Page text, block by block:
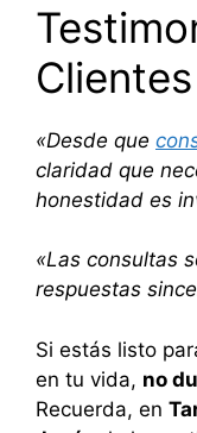
«Desde que
claridad que
honestidad es
«Las consultas
respuestas
Si estás listo
en tu vida, no
Recuerda, en